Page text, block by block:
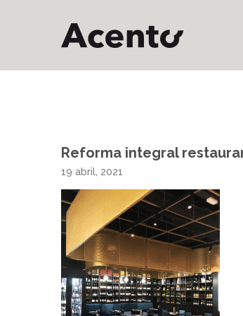
Reforma integral
19 abril, 2021